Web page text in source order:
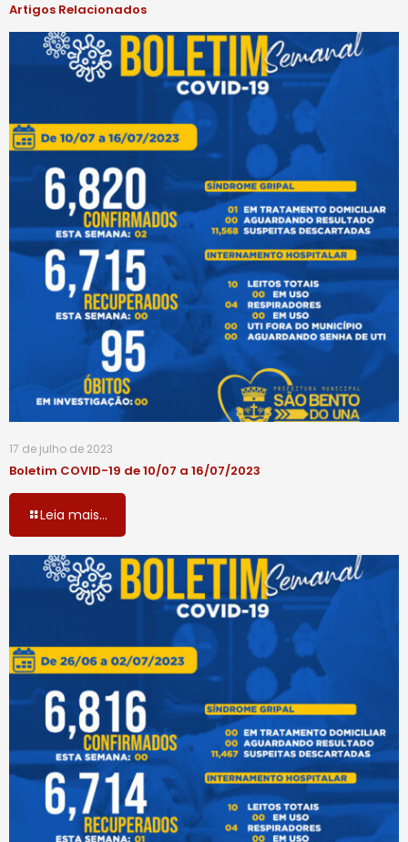
Artigos Relacionados
17 de julho de 2023
Boletim COVID-19 de 10/07 a 16/07/2023
Leia mais...